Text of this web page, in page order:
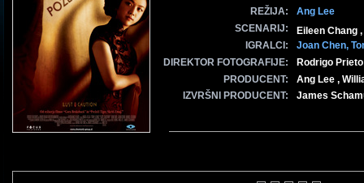
REŽIJA:
Ang Lee
SCENARIJ:
Eileen Chang
IGRALCI:
Joan Chen,
DIREKTOR FOTOGRAFIJE:
Rodrigo Prieto
PRODUCENT:
Ang Lee ,
IZVRŠNI PRODUCENT:
James